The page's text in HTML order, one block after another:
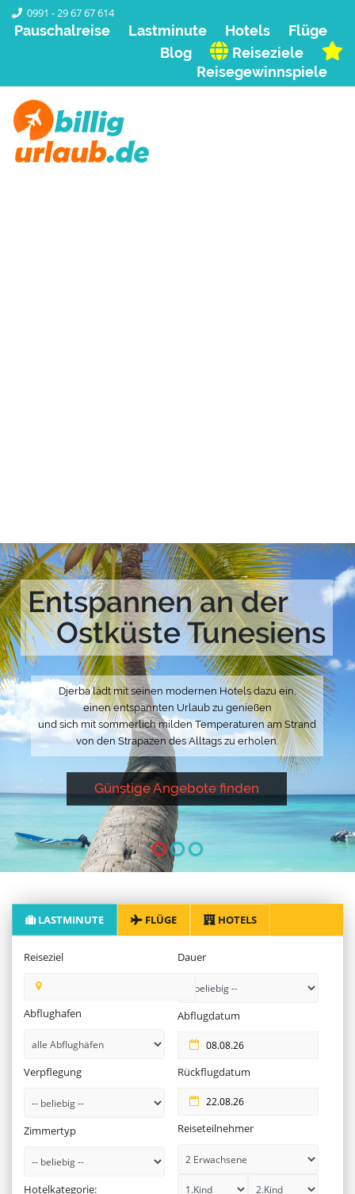
0991 - 29 67 67 614
Pauschalreise Lastminute Hotels
Flüge
Blog
Reiseziele
Reisegewinnspiele
Entspannen an der
Ostküste Tunesiens
Djerba lädt mit seinen modernen Hotels dazu ein,
einen entspannten Urlaub zu genießen
und sich mit sommerlich milden Temperaturen am Strand
von den Strapazen des Alltags zu erholen.
Günstige Angebote finden
LASTMINUTE FLÜGE HOTELS
Reiseziel
Abflughafen
Verpflegung
Zimmertyp
Hotelkategorie:
Dauer
Abflugdatum
Rückflugdatum
Reiseteilnehmer